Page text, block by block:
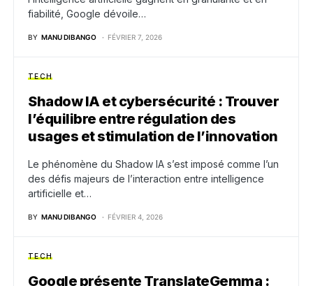
fiabilité, Google dévoile…
BY MANU DIBANGO FÉVRIER 7, 2026
TECH
Shadow IA et cybersécurité : Trouver
l’équilibre entre régulation des
usages et stimulation de l’innovation
Le phénomène du Shadow IA s’est imposé comme l’un
des défis majeurs de l’interaction entre intelligence
artificielle et…
BY MANU DIBANGO FÉVRIER 4, 2026
TECH
Google présente TranslateGemma :